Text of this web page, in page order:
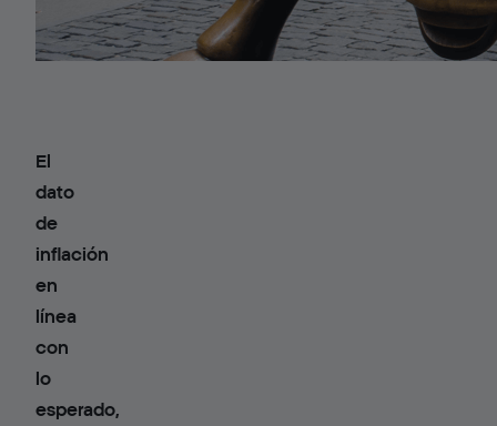
El
dato
de
inflación
en
línea
con
lo
esperado,